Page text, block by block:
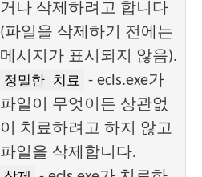
거나 삭제하려고 합니다
(파일을 삭제하기 전에는
메시지가 표시되지 않음).
정밀한 치료 - ecls.exe가
파일이 무엇이든 상관없
이 치료하려고 하지 않고
파일을 삭제합니다.